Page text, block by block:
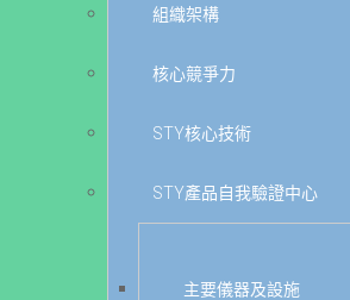
組織架構
核心競爭力
STY核心技術
STY產品自我驗證中心
主要儀器及設施